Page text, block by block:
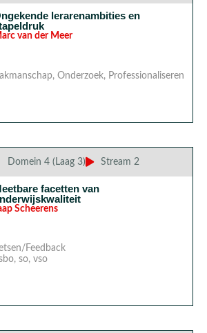
lerarenambities en
van der Meer
, Onderzoek, Professionaliseren
Domein 4 (Laag 3) Stream 2
facetten van
Scheerens
Feedback
, so, vso